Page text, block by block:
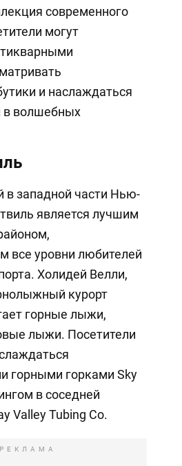
современного
могут
и наслаждаться
в волшебных
в западной части Нью-
является лучшим
все уровни любителей
Холидей Велли,
курорт
горные лыжи,
лыжи. Посетители
горными горками Sky
в соседней
Valley Tubing Co.
РЕКЛАМА